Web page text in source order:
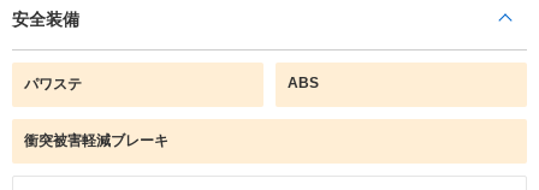
安全装備
パワステ ABS
衝突被害軽減ブレーキ